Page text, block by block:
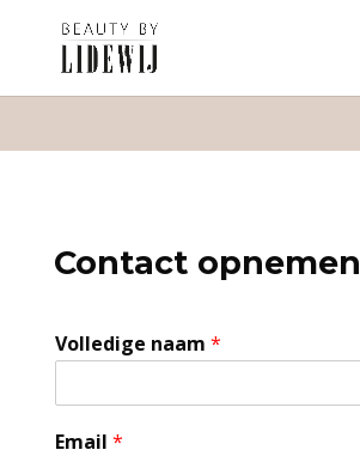
Contact opnemen
Volledige naam *
Email *